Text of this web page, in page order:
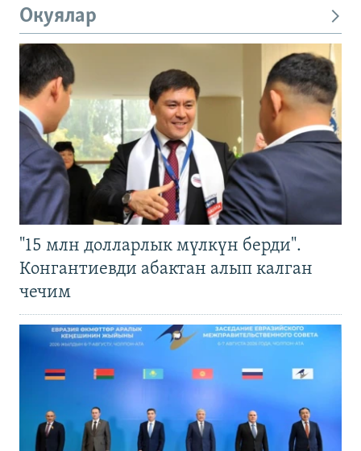
Окуялар
"15 млн долларлык мүлкүн берди".
Конгантиевди абактан алып калган
чечим